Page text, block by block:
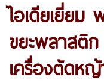
ไอเดียเยี่ยม
ขยะพลาสติก
เครื่องตัดห